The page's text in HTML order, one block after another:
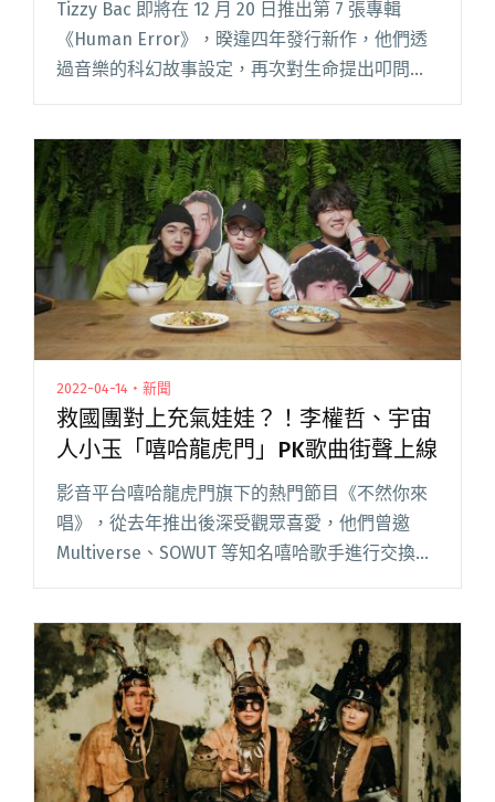
Tizzy Bac 即將在 12 月 20 日推出第 7 張專輯
《Human Error》，暌違四年發行新作，他們透
過音樂的科幻故事設定，再次對生命提出叩問。
"Tizzy Bac睽違四年推出第7張專輯《Human
Error》 與盧律銘、旺福小民等眾多音樂人合作"
2022-04-14・新聞
救國團對上充氣娃娃？！李權哲、宇宙
人小玉「嘻哈龍虎門」PK歌曲街聲上線
影音平台嘻哈龍虎門旗下的熱門節目《不然你來
唱》，從去年推出後深受觀眾喜愛，他們曾邀
Multiverse、SOWUT 等知名嘻哈歌手進行交換曲
風大對決，每集做出的歌曲都被觀眾敲碗上架。
閱讀全文 "救國團對上充氣娃娃？！李權哲、宇
宙人小玉「嘻哈龍虎門」PK歌曲街聲上線"